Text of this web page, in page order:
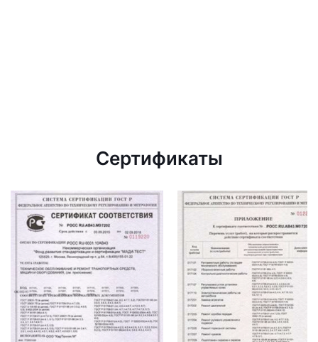
Сертификаты